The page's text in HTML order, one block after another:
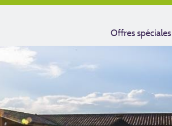
Offres spéciales